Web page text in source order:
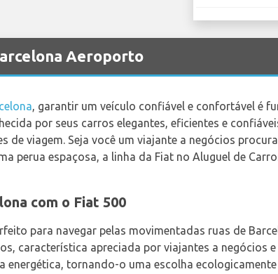
Aeroporto
, garantir um veículo confiável e confortável é
por seus carros elegantes, eficientes e
de viagem. Seja você um viajante a negócios
perua espaçosa, a linha da Fiat no Aluguel de
com o Fiat 500
para navegar pelas movimentadas ruas de
característica apreciada por viajantes a negócios
energética, tornando-o uma escolha